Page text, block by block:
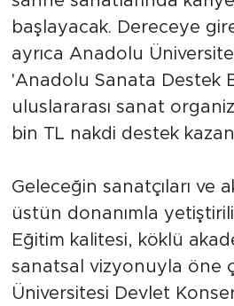
başlayacak. Dereceye
ayrıca Anadolu
'Anadolu Sanata Destek
uluslararası sanat
bin TL nakdi destek
Geleceğin sanatçıları ve
üstün donanımla
Eğitim kalitesi, köklü
sanatsal vizyonuyla öne
Üniversitesi Devlet